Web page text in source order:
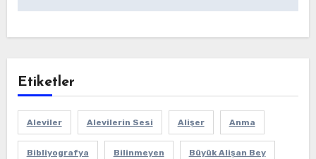
Etiketler
Aleviler Alevilerin Sesi Alişer Anma
Bibliyografya Bilinmeyen Büyük Alişan Bey